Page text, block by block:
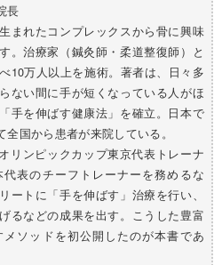
長
まれたコンプレックスから骨に興味
。治療家（鍼灸師・柔道整復師）と
10万人以上を施術。著者は、日々多
ない間に手が短くなっている人がほ
手を伸ばす健康法」を確立。日本で
国から患者が来院している。
リンピックカップ東京代表トレーナ
表のチーフトレーナーを務めるな
ートに「手を伸ばす」治療を行い、
るなどの成果を出す。こうした豊富
ソッドを初公開したのが本書であ